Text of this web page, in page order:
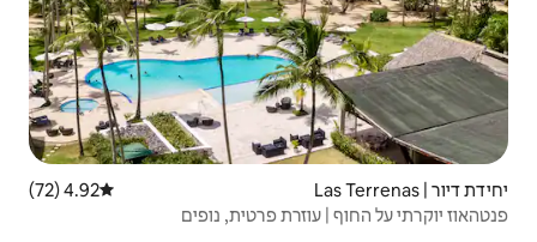
דירוג ממוצע של 4.92 מתוך 5, 72 ביקורות
4.92 (72)
פרטית, נופים